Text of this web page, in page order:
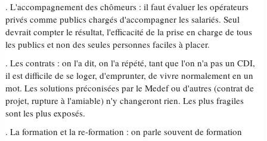
. L'accompagnement des chômeurs : il faut évaluer les opérateurs
privés comme publics chargés d'accompagner les salariés. Seul
devrait compter le résultat, l'efficacité de la prise en charge de tous
les publics et non des seules personnes faciles à placer.
. Les contrats : on l'a dit, on l'a répété, tant que l'on n'a pas un CDI,
il est difficile de se loger, d'emprunter, de vivre normalement en un
mot. Les solutions préconisées par le Medef ou d'autres (contrat de
projet, rupture à l'amiable) n'y changeront rien. Les plus fragiles
sont les plus exposés.
. La formation et la re-formation : on parle souvent de formation